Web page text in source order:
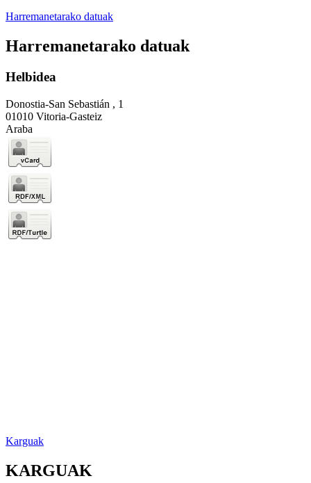
Harremanetarako datuak
Harremanetarako datuak
Helbidea
Donostia-San Sebastián , 1
01010 Vitoria-Gasteiz
Araba
Karguak
KARGUAK